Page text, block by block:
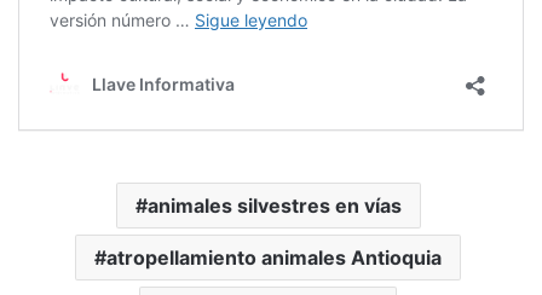
animales silvestres en vías
atropellamiento animales Antioquia